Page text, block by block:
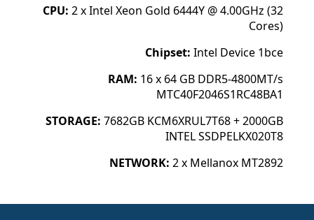
CPU: 2 x Intel Xeon Gold 6444Y @ 4.00GHz (32
Cores)
Chipset: Intel Device 1bce
RAM: 16 x 64 GB DDR5-4800MT/s
MTC40F2046S1RC48BA1
STORAGE: 7682GB KCM6XRUL7T68 + 2000GB
INTEL SSDPELKX020T8
NETWORK: 2 x Mellanox MT2892